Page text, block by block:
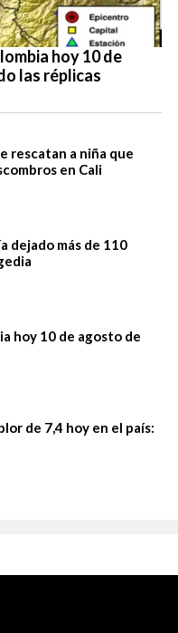
hoy 10 de
las réplicas
rescatan a niña que
en Cali
dejado más de 110
hoy 10 de agosto de
de 7,4 hoy en el país: